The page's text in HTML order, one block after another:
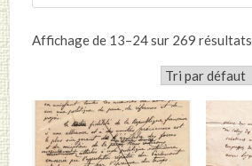
produits
Affichage de 13–24 sur 269 résultats